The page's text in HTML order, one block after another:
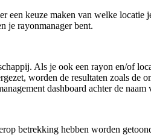
een keuze maken van welke
je rayonmanager bent.
Als je ook een rayon en/of
worden de resultaten zoals
dashboard achter de
betrekking hebben worden